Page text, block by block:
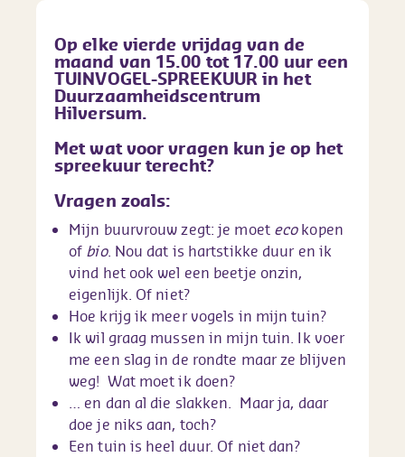
Op elke vierde vrijdag van de
maand van 15.00 tot 17.00 uureen
TUINVOGEL-SPREEKUURin het
Duurzaamheidscentrum
Hilversum.
Met wat voor vragen kun je op het
spreekuur terecht?
Vragen zoals:
Mijn buurvrouw zegt: je moet ecokopen
of bio. Nou dat is hartstikke duur en ik
vind het ook wel een beetje onzin,
eigenlijk. Of niet?
Hoe krijg ik meer vogels in mijn tuin?
Ik wil graag mussen in mijn tuin. Ik voer
me een slag in de rondte maar ze blijven
weg! Wat moet ik doen?
… en dan al die slakken. Maar ja, daar
doe je niks aan, toch?
Een tuin is heel duur. Of niet dan?